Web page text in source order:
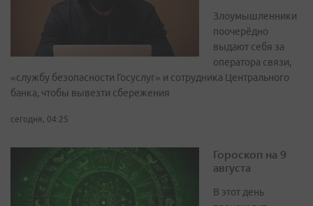
Злоумышленники
поочерёдно
выдают себя за
оператора связи,
«службу безопасности Госуслуг» и сотрудника Центрального
банка, чтобы вывезти сбережения
сегодня, 04:25
Гороскоп на 9
августа
В этот день